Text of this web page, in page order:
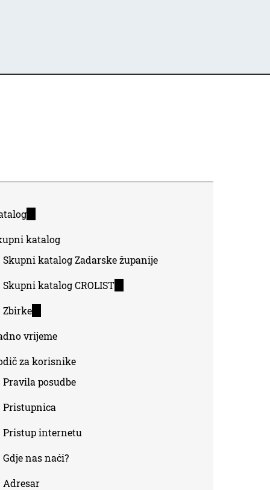
(link
external)
katalog
Skupni katalog Zadarske županije
Skupni katalog CROLIST(link
Zbirke(link
external)
vrijeme
za korisnike
Pravila posudbe
Pristupnica
Pristup internetu
Gdje nas naći?
Adresar